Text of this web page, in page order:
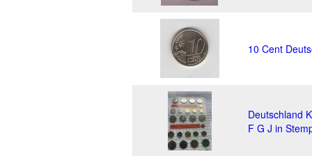
10 Cent
Deutschland
F G J in